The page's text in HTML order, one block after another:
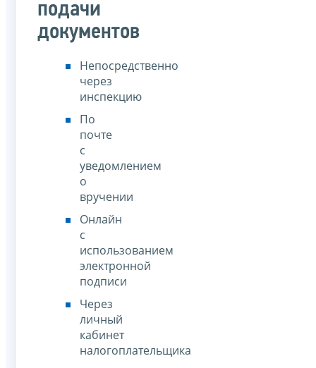
подачи
документов
Непосредственно
через
инспекцию
По
почте
с
уведомлением
о
вручении
Онлайн
с
использованием
электронной
подписи
Через
личный
кабинет
налогоплательщика